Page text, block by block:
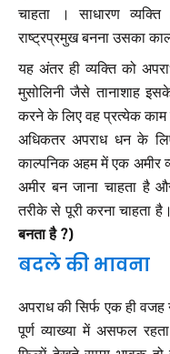
चाहता । साधारण
राष्ट्रप्रमुख बनना उसका
यह अंतर ही व्यक्ति को
मुसोलिनी जैसे तानाशाह
करने के लिए वह प्रत्येक काम
अधिकतर अपराध धन के
काल्पनिक अहम में एक अमीर
अमीर बन जाना चाहता है
तरीके से पूरी
बनता है ?)
बदले की भावना
अपराध की सिर्फ एक ही वजह
पूर्ण व्याख्या में असफल